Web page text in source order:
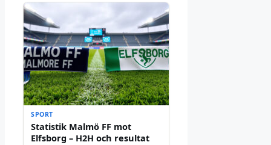
SPORT
Statistik Malmö FF mot
Elfsborg – H2H och resultat